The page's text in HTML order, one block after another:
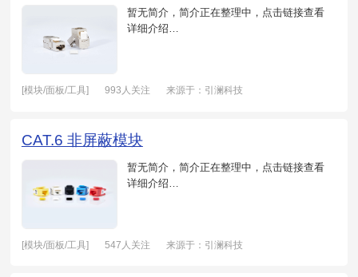
暂无简介，简介正在整理中，点击链接查看
详细介绍…
[模块/面板/工具] 993人关注
来源于：引澜科技
CAT.6 非屏蔽模块
暂无简介，简介正在整理中，点击链接查看
详细介绍…
[模块/面板/工具] 547人关注
来源于：引澜科技